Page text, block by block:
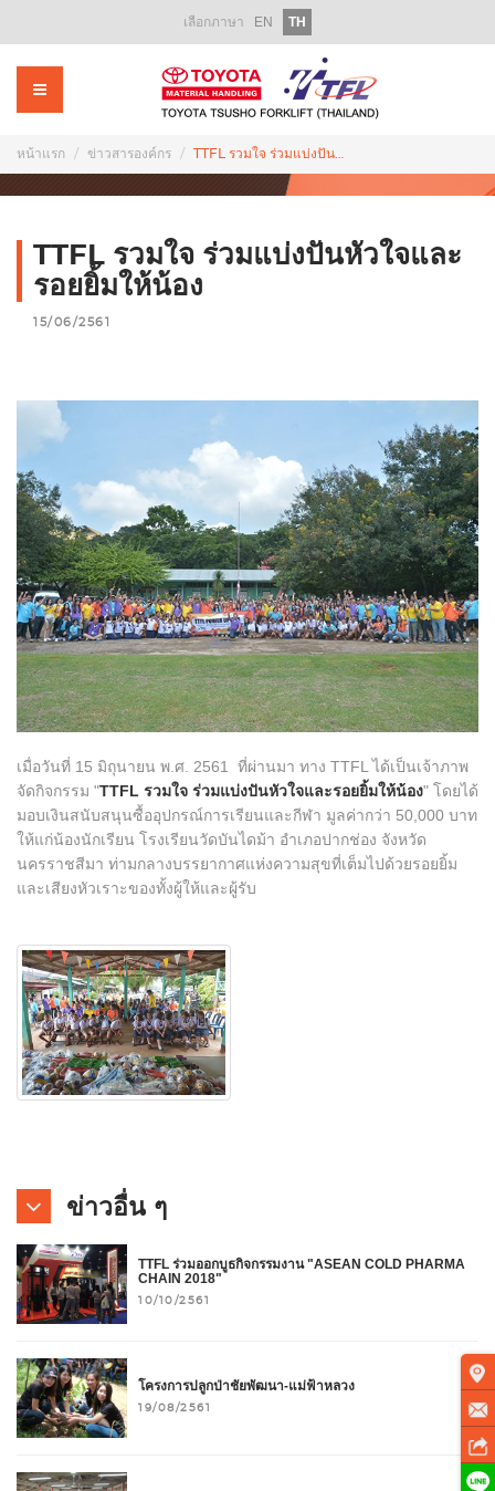
เลือกภาษา EN TH
รถโฟล์คลิฟท์ให้เช่า
บริการหลังการขาย
อะไหล่
ส่งเสริมการขาย
ข่าวสารองค์กร
สาขาของเรา
ติดต่อเรา
ร่วมงานกับเรา
แจ้งเรื่องร้องเรียน
ลูกค้าแจ้งซ่อม
หน้าแรก ข่าวสารองค์กร TTFL รวมใจ ร่วมแบ่งปันหัวใจและรอยยิ้มให้น้อง
TTFL รวมใจ ร่วมแบ่งปันหัวใจและ
รอยยิ้มให้น้อง
15/06/2561
เมื่อวันที่ 15 มิถุนายน พ.ศ. 2561 ที่ผ่านมา ทาง TTFL ได้เป็นเจ้าภาพ
จัดกิจกรรม "TTFL รวมใจ ร่วมแบ่งปันหัวใจและรอยยิ้มให้น้อง" โดยได้
มอบเงินสนับสนุนซื้ออุปกรณ์การเรียนและกีฬา มูลค่ากว่า 50,000 บาท
ให้แก่น้องนักเรียน โรงเรียนวัดบันไดม้า อำเภอปากช่อง จังหวัด
นครราชสีมา ท่ามกลางบรรยากาศแห่งความสุขที่เต็มไปด้วยรอยยิ้ม
และเสียงหัวเราะของทั้งผู้ให้และผู้รับ
ข่าวอื่น ๆ
TTFL ร่วมออกบูธกิจกรรมงาน "ASEAN COLD PHARMA
CHAIN 2018"
10/10/2561
โครงการปลูกป่าชัยพัฒนา-แม่ฟ้าหลวง
19/08/2561